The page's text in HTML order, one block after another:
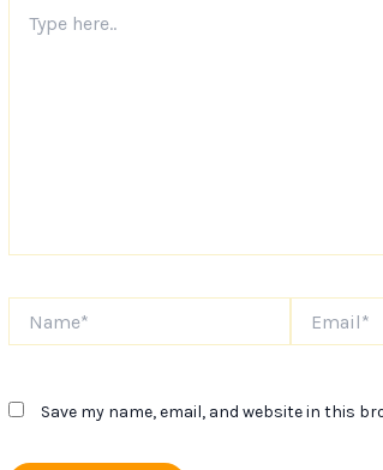
here..
Save my name, email, and website in this